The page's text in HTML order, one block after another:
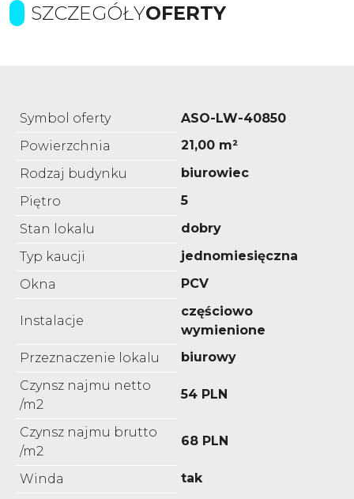
SZCZEGÓŁYOFERTY
Symbol oferty
ASO-LW-40850
Powierzchnia
21,00 m²
Rodzaj budynku
biurowiec
Piętro
5
Stan lokalu
dobry
Typ kaucji
jednomiesięczna
Okna
PCV
Instalacje
częściowo
wymienione
Przeznaczenie lokalu
biurowy
Czynsz najmu netto
/m2
54 PLN
Czynsz najmu brutto
/m2
68 PLN
Winda tak